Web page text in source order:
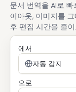
문서 번역을 AI로
이아웃, 이미지를
후 편집 시간을 줄
에서
자동 감지
으로